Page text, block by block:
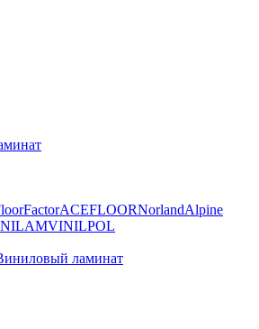
ACEFLOORNorlandAlpine
VINILPOL
ламинат